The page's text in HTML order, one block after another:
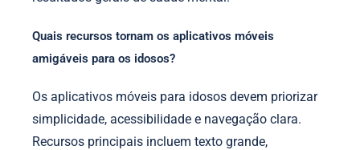
Quais recursos tornam os aplicativos móveis
amigáveis para os idosos?
Os aplicativos móveis para idosos devem priorizar
simplicidade, acessibilidade e navegação clara.
Recursos principais incluem texto grande,